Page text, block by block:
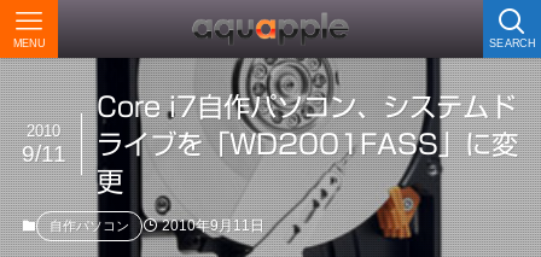
SEARCH
MENU
Core i7自作パソコン、システムド
ライブを「WD2001FASS」に変
更
2010
9/11
自作パソコン 2010年9月11日